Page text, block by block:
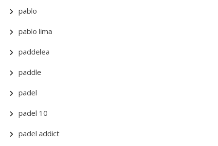
pablo
pablo lima
paddelea
paddle
padel
padel 10
padel addict